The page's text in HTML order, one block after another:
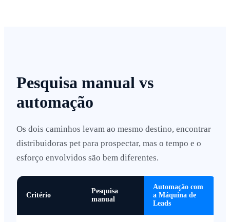
Pesquisa manual vs
automação
Os dois caminhos levam ao mesmo destino, encontrar
distribuidoras pet para prospectar, mas o tempo e o
esforço envolvidos são bem diferentes.
Critério
Pesquisa
manual
Automação com
a Máquina de
Leads